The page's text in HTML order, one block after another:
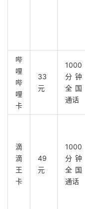
哔
哩
哔
哩
卡
33
元
1000
分钟
全国
通话
滴
滴
王
卡
49
元
1000
分钟
全国
通话